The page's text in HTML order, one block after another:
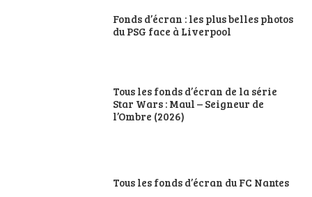
Fonds d’écran : les plus belles photos
du PSG face à Liverpool
Tous les fonds d’écran de la série
Star Wars : Maul – Seigneur de
l’Ombre (2026)
Tous les fonds d’écran du FC Nantes